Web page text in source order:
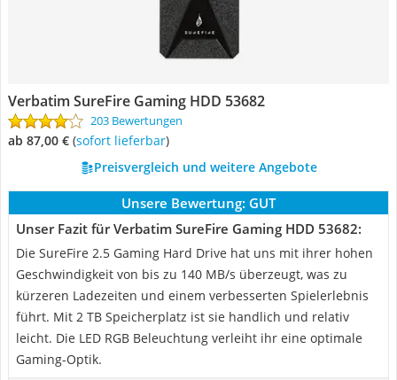
‎Verbatim SureFire Gaming HDD 53682
203 Bewertungen
ab 87,00 € ( Sofort lieferbar)
Preisvergleich und weitere Angebote
Unsere Bewertung: GUT
Unser Fazit für ‎Verbatim SureFire Gaming HDD 53682:
Die SureFire 2.5 Gaming Hard Drive hat uns mit ihrer hohen
Geschwindigkeit von bis zu 140 MB/s überzeugt, was zu
kürzeren Ladezeiten und einem verbesserten Spielerlebnis
führt. Mit 2 TB Speicherplatz ist sie handlich und relativ
leicht. Die LED RGB Beleuchtung verleiht ihr eine optimale
Gaming-Optik.